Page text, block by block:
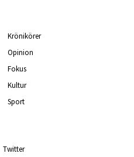
Krönikörer
Opinion
Fokus
Kultur
Sport
Twitter